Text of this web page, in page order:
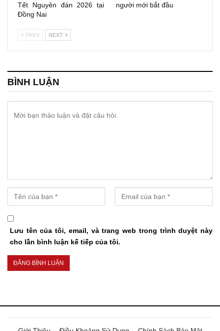
Tết Nguyên đán 2026 tại
Đồng Nai
người mới bắt đầu
PREV NEXT
BÌNH LUẬN
Lưu tên của tôi, email, và trang web trong trình duyệt này
cho lần bình luận kế tiếp của tôi.